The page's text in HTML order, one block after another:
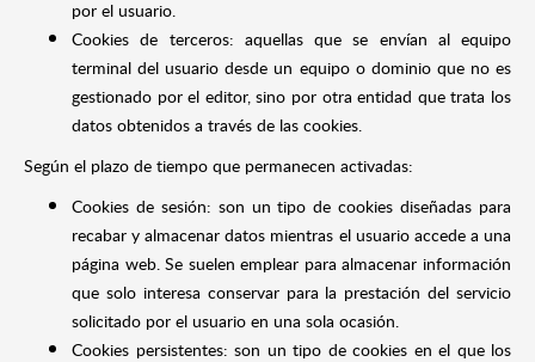
por el usuario.
Cookies de terceros: aquellas que se envían al equipo
terminal del usuario desde un equipo o dominio que no es
gestionado por el editor, sino por otra entidad que trata los
datos obtenidos a través de las cookies.
Según el plazo de tiempo que permanecen activadas:
Cookies de sesión: son un tipo de cookies diseñadas para
recabar y almacenar datos mientras el usuario accede a una
página web. Se suelen emplear para almacenar información
que solo interesa conservar para la prestación del servicio
solicitado por el usuario en una sola ocasión.
Cookies persistentes: son un tipo de cookies en el que los